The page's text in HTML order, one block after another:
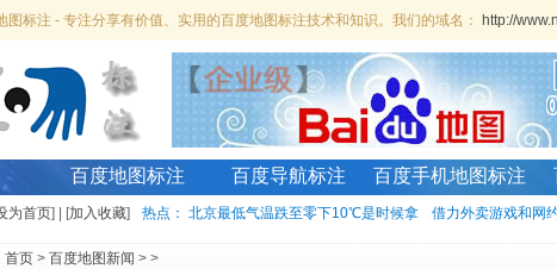
图标注 - 专注分享有价值、实用的百度地图标注技术和知识。我们的域名： http://
百度地图标注 百度导航标注 百度手机地图标注
为首页] | [加入收藏] 热点： 北京最低气温跌至零下10℃是时候拿 借力外卖游戏和网
首页 > 百度地图新闻 > >